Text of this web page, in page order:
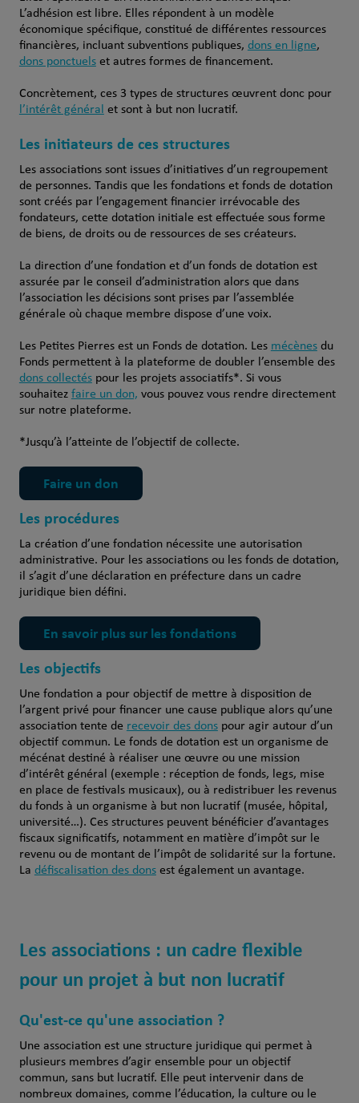
L’adhésion est libre. Elles répondent à un modèle
économique spécifique, constitué de différentes ressources
financières, incluant subventions publiques, dons en ligne,
dons ponctuelset autres formes de financement.
Concrètement, ces 3 types de structures œuvrent donc pour
l’intérêt général et sont à but non lucratif.
Les initiateurs de ces structures
Les associations sont issues d’initiatives d’un regroupement
de personnes. Tandis que les fondations et fonds de dotation
sont créés par l’engagement financier irrévocable des
fondateurs, cette dotation initiale est effectuée sous forme
de biens, de droits ou de ressources de ses créateurs.
La direction d’une fondation et d’un fonds de dotation est
assurée par le conseil d’administration alors que dans
l’association les décisions sont prises par l’assemblée
générale où chaque membre dispose d’une voix.
Les Petites Pierres est un Fonds de dotation. Les mécènesdu
Fonds permettent à la plateforme de doubler l’ensemble des
dons collectéspour les projets associatifs*. Si vous
souhaitez faire un don, vous pouvez vous rendre directement
sur notre plateforme.
*Jusqu’à l’atteinte de l’objectif de collecte.
Faire un don
Les procédures
La création d’une fondation nécessite une autorisation
administrative. Pour les associations ou les fonds de dotation,
il s’agit d’une déclaration en préfecture dans un cadre
juridique bien défini.
En savoir plus sur les fondations
Les objectifs
Une fondation a pour objectif de mettre à disposition de
l’argent privé pour financer une cause publique alors qu’une
association tente de recevoir des donspour agir autour d’un
objectif commun. Le fonds de dotation est un organisme de
mécénat destiné à réaliser une œuvre ou une mission
d’intérêt général (exemple : réception de fonds, legs, mise
en place de festivals musicaux), ou à redistribuer les revenus
du fonds à un organisme à but non lucratif (musée, hôpital,
université…). Ces structures peuvent bénéficier d’avantages
fiscaux significatifs, notamment en matière d’impôt sur le
revenu ou de montant de l’impôt de solidarité sur la fortune.
La défiscalisation des donsest également un avantage.
Les associations : un cadre flexible
pour un projet à but non lucratif
Qu'est-ce qu'une association ?
Une association est une structure juridique qui permet à
plusieurs membres d’agir ensemble pour un objectif
commun, sans but lucratif. Elle peut intervenir dans de
nombreux domaines, comme l’éducation, la culture ou le